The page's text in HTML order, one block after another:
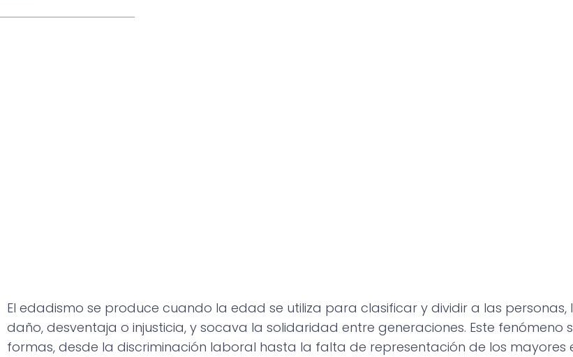
El edadismo se produce cuando la edad se utiliza para clasificar y dividir a las
daño, desventaja o injusticia, y socava la solidaridad entre generaciones. Este fenómeno
formas, desde la discriminación laboral hasta la falta de representación de los mayores